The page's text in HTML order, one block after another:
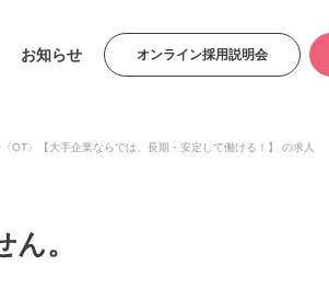
お知らせ オンライン採用説明会
OT〉【大手企業ならでは、長期・安定して働ける！】 の求人
。